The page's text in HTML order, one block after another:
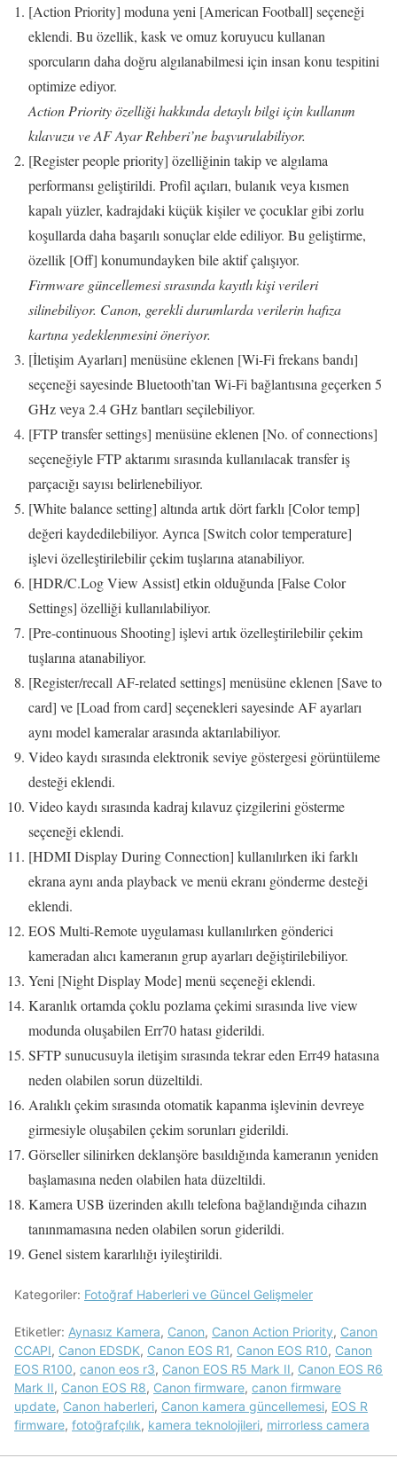
[Action Priority] moduna yeni [American Football] seçeneği
eklendi. Bu özellik, kask ve omuz koruyucu kullanan
sporcuların daha doğru algılanabilmesi için insan konu tespitini
optimize ediyor.
Action Priority özelliği hakkında detaylı bilgi için kullanım
kılavuzu ve AF Ayar Rehberi’ne başvurulabiliyor.
[Register people priority] özelliğinin takip ve algılama
performansı geliştirildi. Profil açıları, bulanık veya kısmen
kapalı yüzler, kadrajdaki küçük kişiler ve çocuklar gibi zorlu
koşullarda daha başarılı sonuçlar elde ediliyor. Bu geliştirme,
özellik [Off] konumundayken bile aktif çalışıyor.
Firmware güncellemesi sırasında kayıtlı kişi verileri
silinebiliyor. Canon, gerekli durumlarda verilerin hafıza
kartına yedeklenmesini öneriyor.
[İletişim Ayarları] menüsüne eklenen [Wi-Fi frekans bandı]
seçeneği sayesinde Bluetooth’tan Wi-Fi bağlantısına geçerken 5
GHz veya 2.4 GHz bantları seçilebiliyor.
[FTP transfer settings] menüsüne eklenen [No. of connections]
seçeneğiyle FTP aktarımı sırasında kullanılacak transfer iş
parçacığı sayısı belirlenebiliyor.
[White balance setting] altında artık dört farklı [Color temp]
değeri kaydedilebiliyor. Ayrıca [Switch color temperature]
işlevi özelleştirilebilir çekim tuşlarına atanabiliyor.
[HDR/C.Log View Assist] etkin olduğunda [False Color
Settings] özelliği kullanılabiliyor.
[Pre-continuous Shooting] işlevi artık özelleştirilebilir çekim
tuşlarına atanabiliyor.
[Register/recall AF-related settings] menüsüne eklenen [Save to
card] ve [Load from card] seçenekleri sayesinde AF ayarları
aynı model kameralar arasında aktarılabiliyor.
Video kaydı sırasında elektronik seviye göstergesi görüntüleme
desteği eklendi.
Video kaydı sırasında kadraj kılavuz çizgilerini gösterme
seçeneği eklendi.
[HDMI Display During Connection] kullanılırken iki farklı
ekrana aynı anda playback ve menü ekranı gönderme desteği
eklendi.
EOS Multi-Remote uygulaması kullanılırken gönderici
kameradan alıcı kameranın grup ayarları değiştirilebiliyor.
Yeni [Night Display Mode] menü seçeneği eklendi.
Karanlık ortamda çoklu pozlama çekimi sırasında live view
modunda oluşabilen Err70 hatası giderildi.
SFTP sunucusuyla iletişim sırasında tekrar eden Err49 hatasına
neden olabilen sorun düzeltildi.
Aralıklı çekim sırasında otomatik kapanma işlevinin devreye
girmesiyle oluşabilen çekim sorunları giderildi.
Görseller silinirken deklanşöre basıldığında kameranın yeniden
başlamasına neden olabilen hata düzeltildi.
Kamera USB üzerinden akıllı telefona bağlandığında cihazın
tanınmamasına neden olabilen sorun giderildi.
Genel sistem kararlılığı iyileştirildi.
Kategoriler: Fotoğraf Haberleri ve Güncel Gelişmeler
Etiketler: Aynasız Kamera, Canon, Canon Action Priority, Canon
CCAPI, Canon EDSDK, Canon EOS R1, Canon EOS R10, Canon
EOS R100, canon eos r3, Canon EOS R5 Mark II, Canon EOS R6
Mark II, Canon EOS R8, Canon firmware, canon firmware
update, Canon haberleri, Canon kamera güncellemesi, EOS R
firmware, fotoğrafçılık, kamera teknolojileri, mirrorless camera